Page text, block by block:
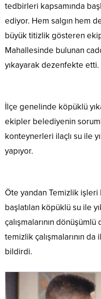
tedbirleri kapsamında
ediyor. Hem salgın hem
büyük titizlik gösteren
Mahallesinde bulunan
yıkayarak dezenfekte etti.
İlçe genelinde köpüklü
ekipler belediyenin
konteynerleri ilaçlı su ile
yapıyor.
Öte yandan Temizlik
başlatılan köpüklü su ile
çalışmalarının
temizlik çalışmalarının
bildirdi.